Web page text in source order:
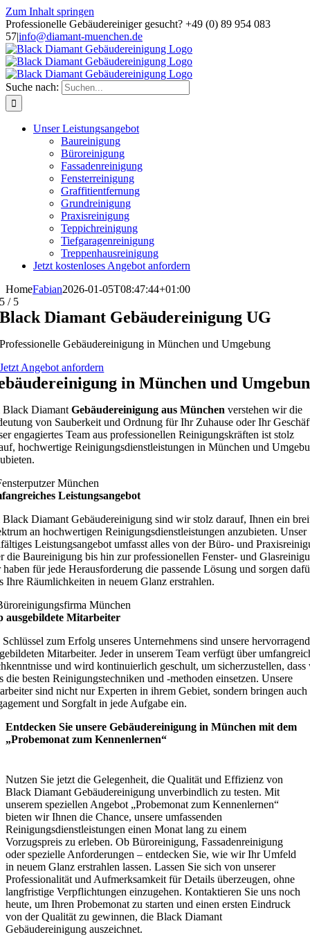
Zum Inhalt springen
Professionelle Gebäudereiniger gesucht? +49 (0) 89 954 083
57|info@diamant-muenchen.de
Suche nach:
Unser Leistungsangebot
Baureinigung
Büroreinigung
Fassadenreinigung
Fensterreinigung
Graffitientfernung
Grundreinigung
Praxisreinigung
Teppichreinigung
Tiefgaragenreinigung
Treppenhausreinigung
Jetzt kostenloses Angebot anfordern
HomeFabian2026-01-05T08:47:44+01:00
5 / 5
Black Diamant Gebäudereinigung UG
Professionelle Gebäudereinigung in München und Umgebung
Jetzt Angebot anfordern
in München und
Black Diamant Gebäudereinigung aus München verstehen wir die
von Sauberkeit und Ordnung für Ihr Zuhause oder Ihr
engagiertes Team aus professionellen Reinigungskräften ist stolz
hochwertige Reinigungsdienstleistungen in München und
Leistungsangebot
Diamant Gebäudereinigung sind wir stolz darauf, Ihnen ein
an hochwertigen Reinigungsdienstleistungen anzubieten. Unser
Leistungsangebot umfasst alles von der Büro- und
die Baureinigung bis hin zur professionellen Fenster- und
haben für jede Herausforderung die passende Lösung und sorgen
Ihre Räumlichkeiten in neuem Glanz erstrahlen.
ausgebildete Mitarbeiter
zum Erfolg unseres Unternehmens sind unsere hervorragend
Mitarbeiter. Jeder in unserem Team verfügt über
und wird kontinuierlich geschult, um sicherzustellen, dass
die besten Reinigungstechniken und -methoden einsetzen. Unsere
sind nicht nur Experten in ihrem Gebiet, sondern bringen auch
und Sorgfalt in jede Aufgabe ein.
Entdecken Sie unsere Gebäudereinigung in München mit dem
„Probemonat zum Kennenlernen“
Nutzen Sie jetzt die Gelegenheit, die Qualität und Effizienz von
Black Diamant Gebäudereinigung unverbindlich zu testen. Mit
unserem speziellen Angebot „Probemonat zum Kennenlernen“
bieten wir Ihnen die Chance, unsere umfassenden
Reinigungsdienstleistungen einen Monat lang zu einem
Vorzugspreis zu erleben. Ob Büroreinigung, Fassadenreinigung
oder spezielle Anforderungen – entdecken Sie, wie wir Ihr Umfeld
in neuem Glanz erstrahlen lassen. Lassen Sie sich von unserer
Professionalität und Aufmerksamkeit für Details überzeugen, ohne
langfristige Verpflichtungen einzugehen. Kontaktieren Sie uns noch
heute, um Ihren Probemonat zu starten und einen ersten Eindruck
von der Qualität zu gewinnen, die Black Diamant
Gebäudereinigung auszeichnet.